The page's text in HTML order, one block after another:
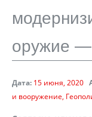
оружие —
Дата: 15 июня, 2020
и вооружение